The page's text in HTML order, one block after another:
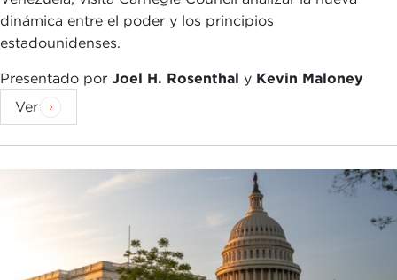
dinámica entre el poder y los principios
estadounidenses.
Presentado por Joel H. Rosenthal y Kevin Maloney
Ver